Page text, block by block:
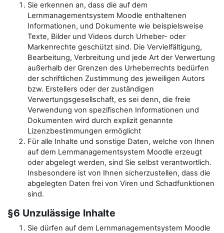
Sie erkennen an, dass die auf dem
Lernmanagementsystem Moodle enthaltenen
Informationen, und Dokumente wie beispielsweise
Texte, Bilder und Videos durch Urheber- oder
Markenrechte geschützt sind. Die Vervielfältigung,
Bearbeitung, Verbreitung und jede Art der Verwertung
außerhalb der Grenzen des Urheberrechts bedürfen
der schriftlichen Zustimmung des jeweiligen Autors
bzw. Erstellers oder der zuständigen
Verwertungsgesellschaft, es sei denn, die freie
Verwendung von spezifischen Informationen und
Dokumenten wird durch explizit genannte
Lizenzbestimmungen ermöglicht
Für alle Inhalte und sonstige Daten, welche von Ihnen
auf dem Lernmanagementsystem Moodle erzeugt
oder abgelegt werden, sind Sie selbst verantwortlich.
Insbesondere ist von Ihnen sicherzustellen, dass die
abgelegten Daten frei von Viren und Schadfunktionen
sind.
§6 Unzulässige Inhalte
Sie dürfen auf dem Lernmanagementsystem Moodle